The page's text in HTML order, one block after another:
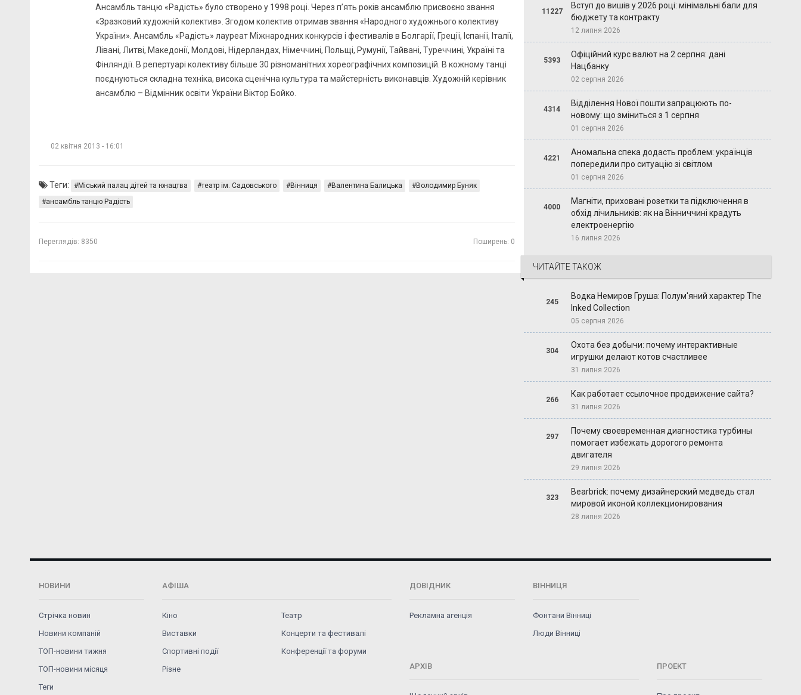
Ансамбль танцю «Радість» було створено у 1998 році. Через п’ять років ансамблю присвоєно звання
«Зразковий художній колектив». Згодом колектив отримав звання «Народного художнього колективу
України». Ансамбль «Радість» лауреат Міжнародних конкурсів і фестивалів в Болгарії, Греції, Іспанії, Італії,
Лівані, Литві, Македонії, Молдові, Нідерландах, Німеччині, Польщі, Румунії, Тайвані, Туреччині, Україні та
Фінляндії. В репертуарі колективу більше 30 різноманітних хореографічних композицій. В кожному танці
поєднуються складна техніка, висока сценічна культура та майстерність виконавців. Художній керівник
ансамблю – Відмінник освіти України Віктор Бойко.​
02 квітня 2013 - 16:01
Теги: Міський палац дітей та юнацтва театр ім. Садовського Вінниця Валентина Балицька
Володимир Буняк
ансамбль танцю Радість
Переглядів: 8350 Поширень: 0
11227
Вступ до вишів у 2026 році: мінімальні бали для
бюджету та контракту
12 липня 2026
5393
Офіційний курс валют на 2 серпня: дані
Нацбанку
02 серпня 2026
4314
Відділення Нової пошти запрацюють по-
новому: що зміниться з 1 серпня
01 серпня 2026
4221
Аномальна спека додасть проблем: українців
попередили про ситуацію зі світлом
01 серпня 2026
4000
Магніти, приховані розетки та підключення в
обхід лічильників: як на Вінниччині крадуть
електроенергію
16 липня 2026
ЧИТАЙТЕ ТАКОЖ
245
Водка Немиров Груша: Полум'яний характер The
Inked Collection
05 серпня 2026
304
Охота без добычи: почему интерактивные
игрушки делают котов счастливее
31 липня 2026
266
Как работает ссылочное продвижение сайта?
31 липня 2026
297
Почему своевременная диагностика турбины
помогает избежать дорогого ремонта
двигателя
29 липня 2026
323
Bearbrick: почему дизайнерский медведь стал
мировой иконой коллекционирования
28 липня 2026
НОВИНИ
Стрічка новин
Новини компаній
ТОП-новини тижня
ТОП-новини місяця
Теги
АФІША
Кіно
Театр
Виставки
Концерти та фестивалі
Спортивні події
Конференції та форуми
Різне
ДОВІДНИК
Рекламна агенція
ВІННИЦЯ
Фонтани Вінниці
Люди Вінниці
АРХІВ ПРОЕКТ